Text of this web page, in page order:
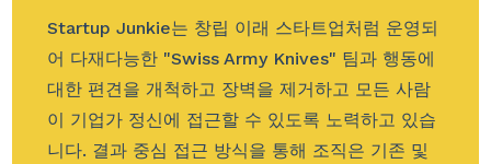
Startup Junkie는 창립 이래 스타트업처럼 운영되
어 다재다능한 "Swiss Army Knives" 팀과 행동에
대한 편견을 개척하고 장벽을 제거하고 모든 사람
이 기업가 정신에 접근할 수 있도록 노력하고 있습
니다. 결과 중심 접근 방식을 통해 조직은 기존 및